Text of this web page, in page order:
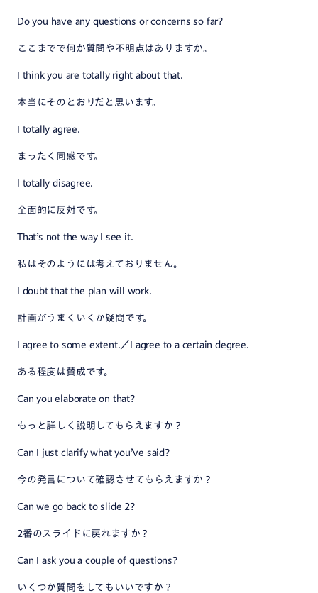
Do you have any questions or concerns so far?
ここまでで何か質問や不明点はありますか。
I think you are totally right about that.
本当にそのとおりだと思います。
I totally agree.
まったく同感です。
I totally disagree.
全面的に反対です。
That’s not the way I see it.
私はそのようには考えておりません。
I doubt that the plan will work.
計画がうまくいくか疑問です。
I agree to some extent.／I agree to a certain degree.
ある程度は賛成です。
Can you elaborate on that?
もっと詳しく説明してもらえますか？
Can I just clarify what you’ve said?
今の発言について確認させてもらえますか？
Can we go back to slide 2?
2番のスライドに戻れますか？
Can I ask you a couple of questions?
いくつか質問をしてもいいですか？